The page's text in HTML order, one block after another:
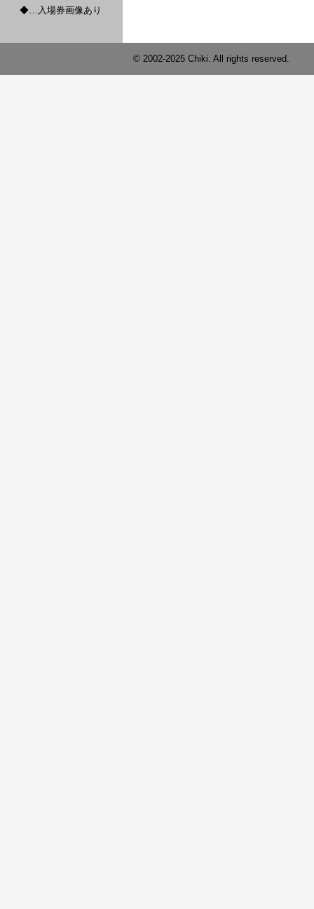
◆…入場券画像あり
© 2002-2025 Chiki. All rights reserved.